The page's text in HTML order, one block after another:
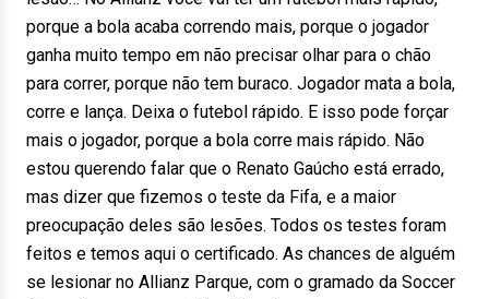
porque a bola acaba correndo mais, porque o jogador
ganha muito tempo em não precisar olhar para o chão
para correr, porque não tem buraco. Jogador mata a bola,
corre e lança. Deixa o futebol rápido. E isso pode forçar
mais o jogador, porque a bola corre mais rápido. Não
estou querendo falar que o Renato Gaúcho está errado,
mas dizer que fizemos o teste da Fifa, e a maior
preocupação deles são lesões. Todos os testes foram
feitos e temos aqui o certificado. As chances de alguém
se lesionar no Allianz Parque, com o gramado da Soccer